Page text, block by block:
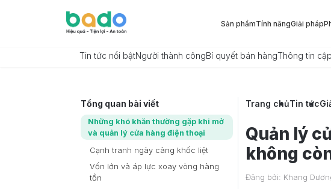
Sản phẩmTính năngGiải pháp
Tin tức nổi bậtNgười thành côngBí quyết bán hàngThông tin
Tổng quan bài viết
Những khó khăn thường gặp khi mở
và quản lý cửa hàng điện thoại
Cạnh tranh ngày càng khốc liệt
Vốn lớn và áp lực xoay vòng hàng
tồn
Trang chủTin tức
Quản lý
không
Đăng bởi: Khang